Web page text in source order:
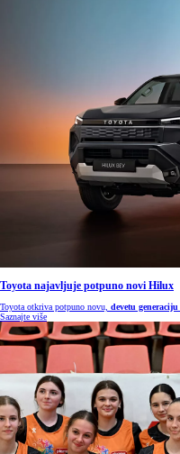
Toyota najavljuje potpuno novi Hilux
Toyota otkriva potpuno novu, devetu generaciju
Saznajte više